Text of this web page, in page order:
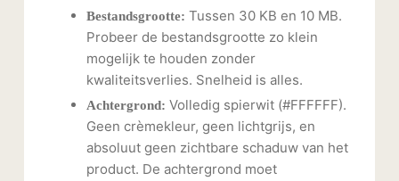
Bestandsgrootte: Tussen 30 KB en 10 MB.
Probeer de bestandsgrootte zo klein
mogelijk te houden zonder
kwaliteitsverlies. Snelheid is alles.
Achtergrond: Volledig spierwit (#FFFFFF).
Geen crèmekleur, geen lichtgrijs, en
absoluut geen zichtbare schaduw van het
product. De achtergrond moet